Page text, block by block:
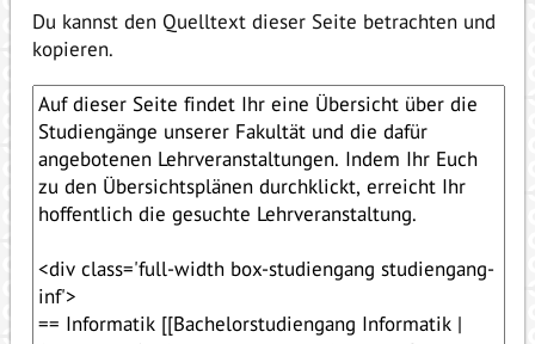
Du kannst den Quelltext dieser Seite betrachten und
kopieren.